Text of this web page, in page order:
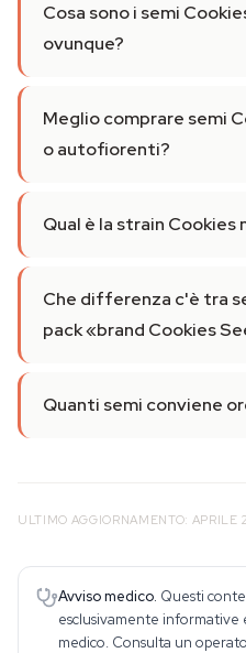
Cosa sono i semi
ovunque?
Meglio comprare semi
o autofiorenti?
Qual è la strain Cookies
Che differenza c'è tra
pack «brand Cookies
Quanti semi conviene
ULTIMO AGGIORNAMENTO: APRILE
Avviso medico. Questi
esclusivamente informative
medico. Consulta un